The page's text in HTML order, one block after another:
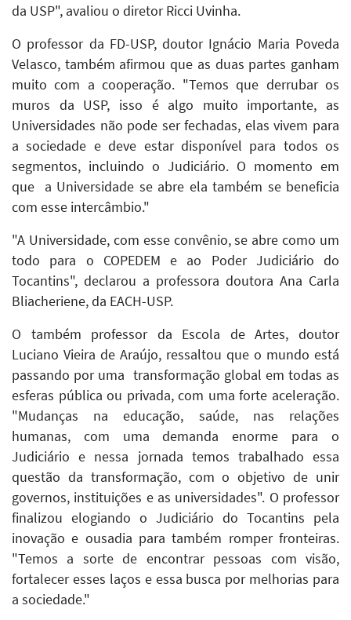
da USP", avaliou o diretor Ricci Uvinha.
O professor da FD-USP, doutor Ignácio Maria Poveda
Velasco, também afirmou que as duas partes ganham
muito com a cooperação. "Temos que derrubar os
muros da USP, isso é algo muito importante, as
Universidades não pode ser fechadas, elas vivem para
a sociedade e deve estar disponível para todos os
segmentos, incluindo o Judiciário. O momento em
que a Universidade se abre ela também se beneficia
com esse intercâmbio."
"A Universidade, com esse convênio, se abre como um
todo para o COPEDEM e ao Poder Judiciário do
Tocantins", declarou a professora doutora Ana Carla
Bliacheriene, da EACH-USP.
O também professor da Escola de Artes, doutor
Luciano Vieira de Araújo, ressaltou que o mundo está
passando por uma transformação global em todas as
esferas pública ou privada, com uma forte aceleração.
"Mudanças na educação, saúde, nas relações
humanas, com uma demanda enorme para o
Judiciário e nessa jornada temos trabalhado essa
questão da transformação, com o objetivo de unir
governos, instituições e as universidades". O professor
finalizou elogiando o Judiciário do Tocantins pela
inovação e ousadia para também romper fronteiras.
"Temos a sorte de encontrar pessoas com visão,
fortalecer esses laços e essa busca por melhorias para
a sociedade."